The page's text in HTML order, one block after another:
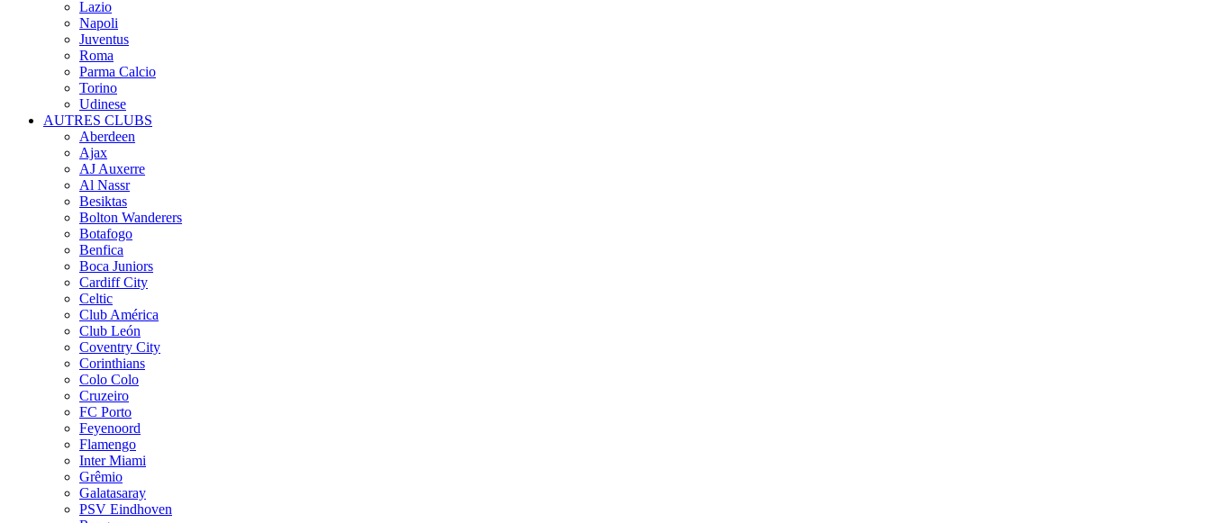
Lazio
Napoli
Juventus
Roma
Parma Calcio
Torino
Udinese
AUTRES CLUBS
Aberdeen
Ajax
AJ Auxerre
Al Nassr
Besiktas
Bolton Wanderers
Botafogo
Benfica
Boca Juniors
Cardiff City
Celtic
Club América
Club León
Coventry City
Corinthians
Colo Colo
Cruzeiro
FC Porto
Feyenoord
Flamengo
Inter Miami
Grêmio
Galatasaray
PSV Eindhoven